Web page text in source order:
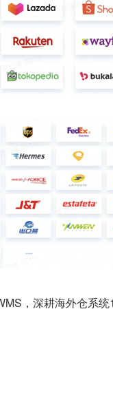
，深耕海外仓系统